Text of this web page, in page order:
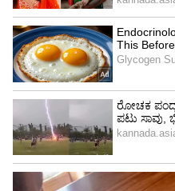
ತಲುಪಿಸುವ ನಿಟ್ಟಿನಲ್ಲಿ
ಅವರ ಮನೆ ಬಾಗಿಲಿಗೆ ಹೋಗಿ
ಐತಿಹಾಸಿಕ ಕಾರ್ಯವನ್ನು
ಹಿಂದೆ ಕೃಷಿ ಹಾಗೂ ಕೂಲಿ
ವಸತಿ ಪ್ರದೇಶಗಳಲ್ಲಿ ಜನರು
ಯಾವುದೇ ಹಕ್ಕುಪತ್ರ
ಕಾರ್ಮಿಕರಿಗೆ ಹಕ್ಕುಪತ್ರವನ್ನು
ಎಂದು ತಿಳಿಸಿದರು.